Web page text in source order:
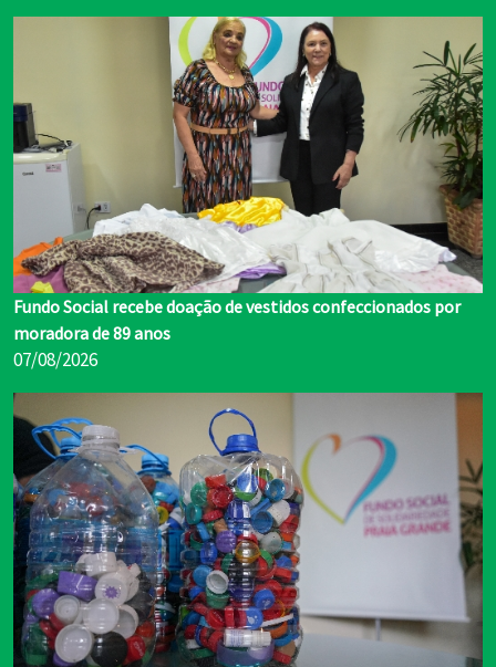
Fundo Social recebe doação de vestidos confeccionados por
moradora de 89 anos
07/08/2026